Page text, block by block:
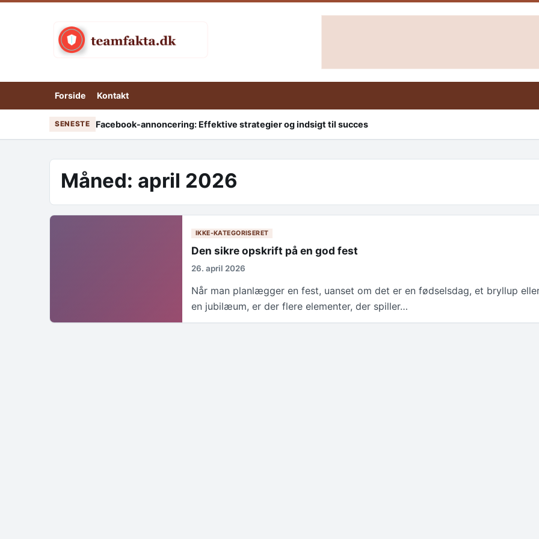
Forside Kontakt
SENESTE Facebook-annoncering: Effektive strategier og indsigt til succes
Måned: april 2026
IKKE-KATEGORISERET
Den sikre opskrift på en god fest
26. april 2026
Når man planlægger en fest, uanset om det er en fødselsdag, et bryllup
en jubilæum, er der flere elementer, der spiller…